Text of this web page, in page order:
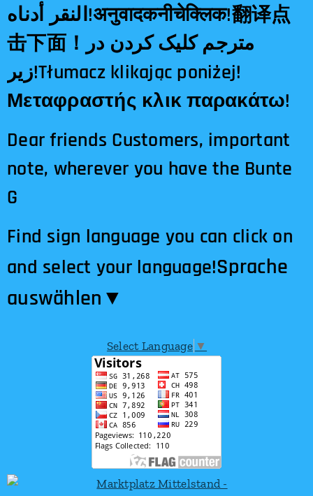
النقر أدناه!अनुवादकनीचेक्लिक!翻译点
击下面！مترجم کلیک کردن در
زیر!Tłumacz klikając poniżej!
Μεταφραστής κλικ παρακάτω!
Dear friends Customers, important
note, wherever you have the Bunte
G
Find sign language you can click on
and select your language!Sprache
auswählen​▼
Select Language ▼